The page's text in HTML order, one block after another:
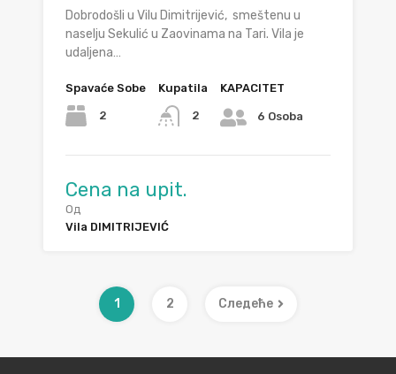
Dobrodošli u Vilu Dimitrijević, smeštenu u
naselju Sekulić u Zaovinama na Tari. Vila je
udaljena…
Spavaće Sobe
2
Kupatila
2
KAPACITET
6 Osoba
Cena na upit.
Од
Vila DIMITRIJEVIĆ
1 2 Следеће